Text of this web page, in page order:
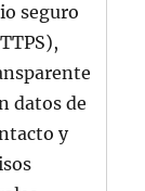
seguro
datos de
y